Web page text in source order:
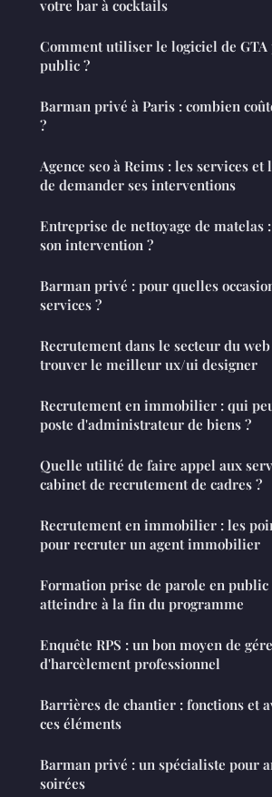
votre bar à cocktails
Comment utiliser le logiciel de GTA
public ?
Barman privé à Paris : combien
?
Agence seo à Reims : les services
de demander ses interventions
Entreprise de nettoyage de matelas
son intervention ?
Barman privé : pour quelles
services ?
Recrutement dans le secteur du
trouver le meilleur ux/ui designer
Recrutement en immobilier : qui
poste d'administrateur de biens ?
Quelle utilité de faire appel aux
cabinet de recrutement de cadres ?
Recrutement en immobilier : les
pour recruter un agent immobilier
Formation prise de parole en public
atteindre à la fin du programme
Enquête RPS : un bon moyen de
d'harcèlement professionnel
Barrières de chantier : fonctions et
ces éléments
Barman privé : un spécialiste pour
soirées